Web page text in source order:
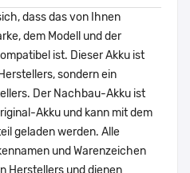
dass das von Ihnen
dem Modell und der
ist. Dieser Akku ist
sondern ein
Der Nachbau-Akku ist
Akku und kann mit dem
geladen werden. Alle
und Warenzeichen